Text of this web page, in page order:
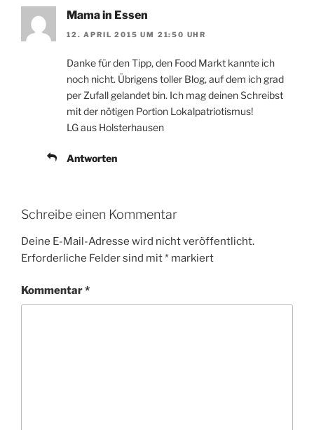
Mama in Essen
12. APRIL 2015 UM 21:50 UHR
Danke für den Tipp, den Food Markt kannte ich
noch nicht. Übrigens toller Blog, auf dem ich grad
per Zufall gelandet bin. Ich mag deinen Schreibst
mit der nötigen Portion Lokalpatriotismus!
LG aus Holsterhausen
Antworten
Schreibe einen Kommentar
Deine E-Mail-Adresse wird nicht veröffentlicht.
Erforderliche Felder sind mit* markiert
Kommentar*